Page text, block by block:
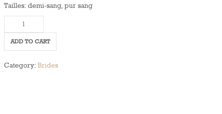
Tailles: demi-sang, pur sang
quantity
ADD TO CART
Category: Brides